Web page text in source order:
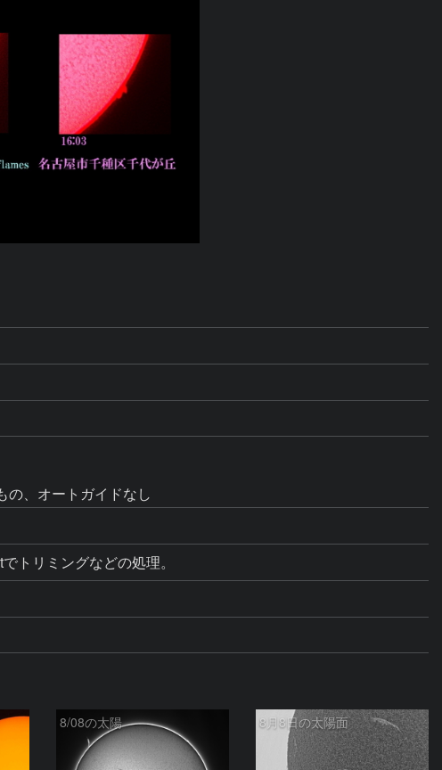
の、オートガイドなし
トリミングなどの処理。
8/08の太陽 8月8日の太陽面